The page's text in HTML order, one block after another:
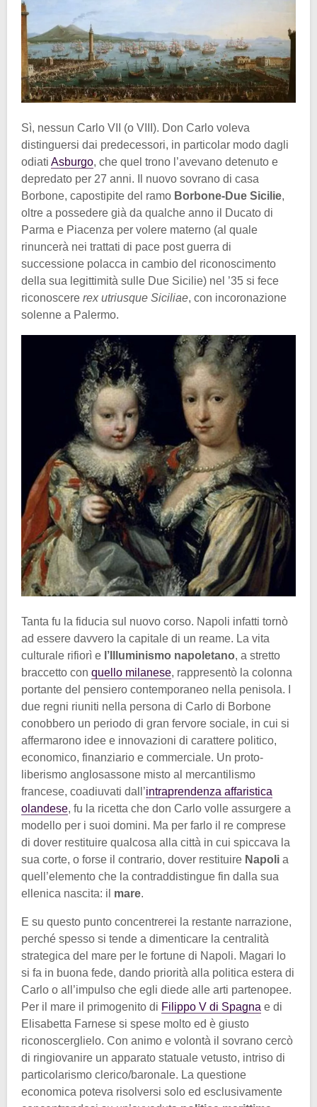
Sì, nessun Carlo VII (o VIII). Don Carlo voleva
distinguersi dai predecessori, in particolar modo dagli
odiati Asburgo, che quel trono l’avevano detenuto e
depredato per 27 anni. Il nuovo sovrano di casa
Borbone, capostipite del ramo Borbone-Due Sicilie,
oltre a possedere già da qualche anno il Ducato di
Parma e Piacenza per volere materno (al quale
rinuncerà nei trattati di pace post guerra di
successione polacca in cambio del riconoscimento
della sua legittimità sulle Due Sicilie) nel ’35 si fece
riconoscere rex utriusque Siciliae, con incoronazione
solenne a Palermo.
Tanta fu la fiducia sul nuovo corso. Napoli infatti tornò
ad essere davvero la capitale di un reame. La vita
culturale rifiorì e l’Illuminismo napoletano, a stretto
braccetto con quello milanese, rappresentò la colonna
portante del pensiero contemporaneo nella penisola. I
due regni riuniti nella persona di Carlo di Borbone
conobbero un periodo di gran fervore sociale, in cui si
affermarono idee e innovazioni di carattere politico,
economico, finanziario e commerciale. Un proto-
liberismo anglosassone misto al mercantilismo
francese, coadiuvati dall’intraprendenza affaristica
olandese, fu la ricetta che don Carlo volle assurgere a
modello per i suoi domini. Ma per farlo il re comprese
di dover restituire qualcosa alla città in cui spiccava la
sua corte, o forse il contrario, dover restituire Napoli a
quell’elemento che la contraddistingue fin dalla sua
ellenica nascita: il mare.
E su questo punto concentrerei la restante narrazione,
perché spesso si tende a dimenticare la centralità
strategica del mare per le fortune di Napoli. Magari lo
si fa in buona fede, dando priorità alla politica estera di
Carlo o all’impulso che egli diede alle arti partenopee.
Per il mare il primogenito di Filippo V di Spagna e di
Elisabetta Farnese si spese molto ed è giusto
riconoscerglielo. Con animo e volontà il sovrano cercò
di ringiovanire un apparato statuale vetusto, intriso di
particolarismo clerico/baronale. La questione
economica poteva risolversi solo ed esclusivamente